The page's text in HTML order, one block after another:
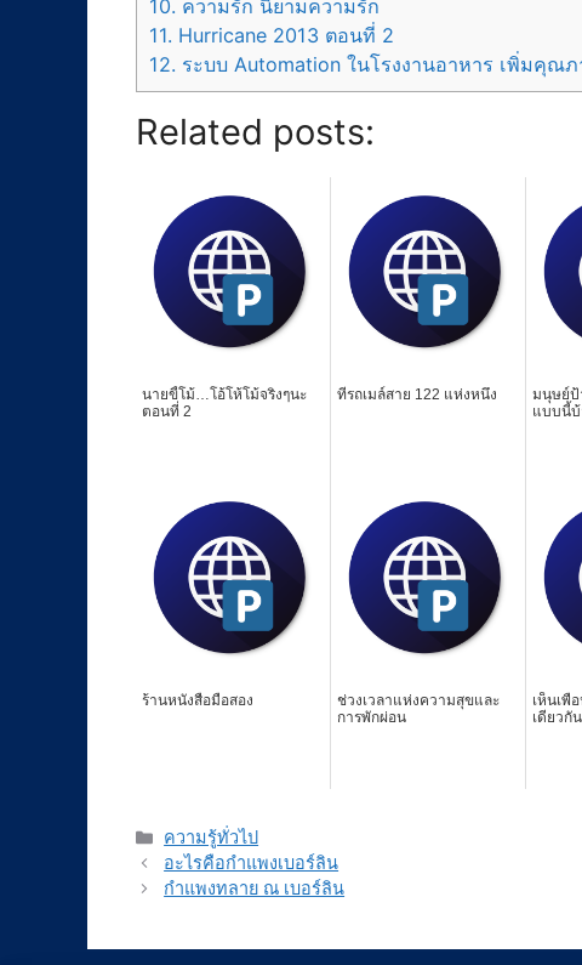
10. ความรัก นิยามความรัก
11. Hurricane 2013 ตอนที่ 2
12. ระบบ Automation ในโรงงานอาหาร เพิ่มคุณภ
Related posts:
นายขี้โม้…โอ้โห้โม้จริงๆนะ
ตอนที่ 2
ที่รถเมล์สาย 122 แห่งหนึ่ง
มนุษย์ป้
แบบนี้บ้
ร้านหนังสือมือสอง
ช่วงเวลาแห่งความสุขและ
การพักผ่อน
เห็นเพื่
เดียวกัน
Categories
ความรู้ทั่วไป
อะไรคือกำแพงเบอร์ลิน
กำแพงทลาย ณ เบอร์ลิน